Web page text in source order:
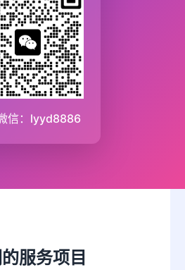
信：lyyd8886
服务项目